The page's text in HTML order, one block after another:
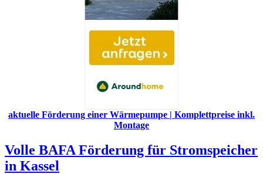
aktuelle Förderung einer Wärmepumpe | Komplettpreise inkl.
Montage
Volle BAFA Förderung für Stromspeicher
in Kassel